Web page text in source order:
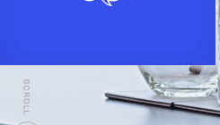
県